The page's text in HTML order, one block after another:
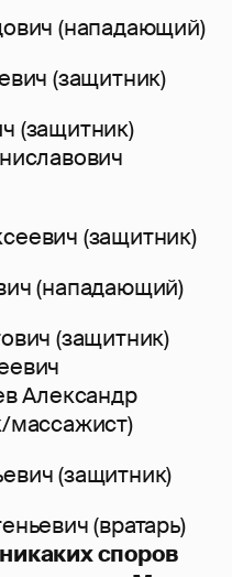
(нападающий)
(защитник)
(защитник)
(защитник)
(нападающий)
(защитник)
Александр
массажист)
(защитник)
(вратарь)
споров